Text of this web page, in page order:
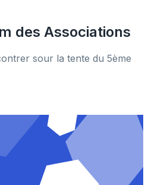
des Associations
sour la tente du 5ème